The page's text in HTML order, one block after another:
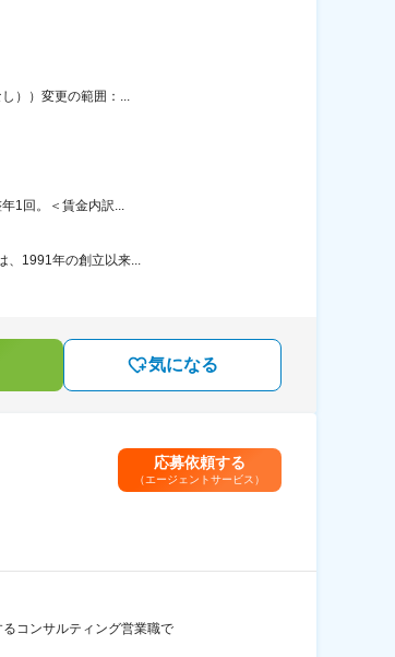
））変更の範囲：...
1回。＜賃金内訳...
、1991年の創立以来...
気になる
応募依頼する
（エージェントサービス）
コンサルティング営業職で